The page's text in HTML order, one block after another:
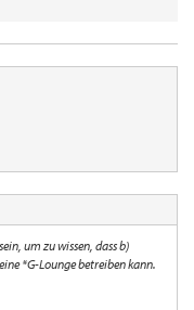
um zu wissen, dass b)
*G-Lounge betreiben kann.